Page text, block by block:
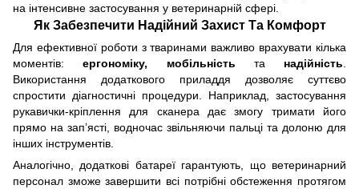
на інтенсивне застосування у ветеринарній сфері.
Як Забезпечити Надійний Захист Та Комфорт
Для ефективної роботи з тваринами важливо врахувати кілька
моментів:ергономіку, мобільність та надійність.
Використання додаткового приладдя дозволяє суттєво
спростити діагностичні процедури. Наприклад, застосування
рукавички-кріплення для сканера дає змогу тримати його
прямо на зап’ясті, водночас звільняючи пальці та долоню для
інших інструментів.
Аналогічно, додаткові батареї гарантують, що ветеринарний
персонал зможе завершити всі потрібні обстеження протягом